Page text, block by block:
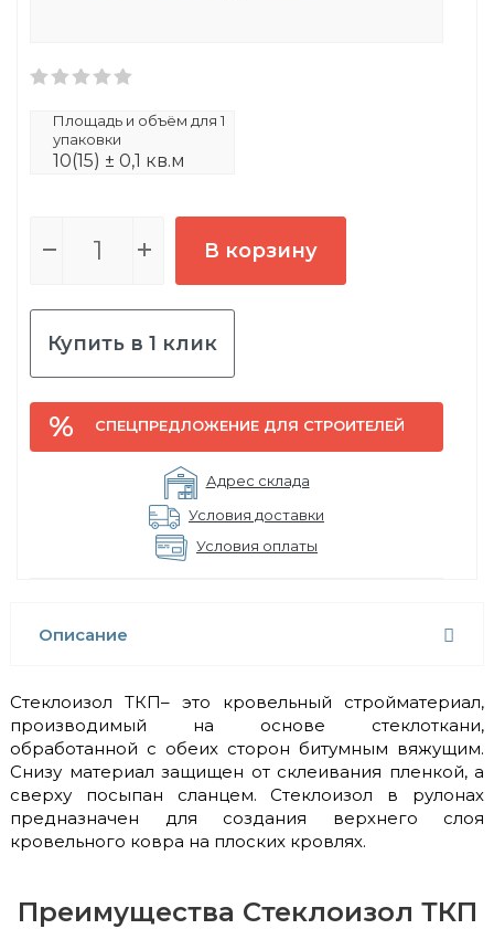
Площадь и объём для 1
упаковки
10(15) ± 0,1 кв.м
В корзину
Купить в 1 клик
СПЕЦПРЕДЛОЖЕНИЕ ДЛЯ СТРОИТЕЛЕЙ
Адрес склада
Условия доставки
Условия оплаты
Описание
Стеклоизол ТКП– это кровельный стройматериал,
производимый на основе стеклоткани,
обработанной с обеих сторон битумным вяжущим.
Снизу материал защищен от склеивания пленкой, а
сверху посыпан сланцем. Стеклоизол в рулонах
предназначен для создания верхнего слоя
кровельного ковра на плоских кровлях.
Преимущества Стеклоизол ТКП